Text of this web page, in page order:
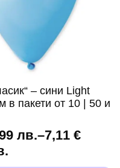
– сини Light
в пакети от 10 | 50 и
лв.–7,11 €